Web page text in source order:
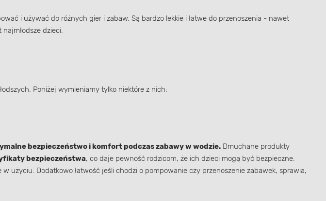
i używać do różnych gier i zabaw. Są bardzo lekkie i łatwe do przenoszenia - nawet
dzieci.
Poniżej wymieniamy tylko niektóre z nich:
bezpieczeństwo i komfort podczas zabawy w wodzie. Dmuchane produkty
bezpieczeństwa, co daje pewność rodzicom, że ich dzieci mogą być bezpieczne.
w użyciu. Dodatkowo łatwość jeśli chodzi o pompowanie czy przenoszenie zabawek, sprawia,